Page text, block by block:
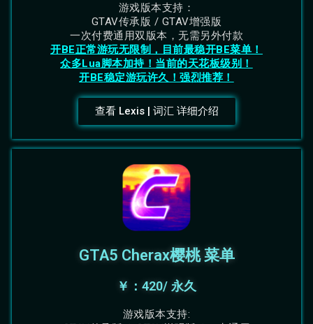
游戏版本支持：
GTAV传承版 / GTAV增强版
一次付费通用双版本，无需另外付款
开BE正常游玩无限制，目前最稳开BE菜单！
众多Lua脚本加持！当前的天花板级别！
开BE稳定游玩许久！强烈推荐！
查看 Lexis | 词汇 详细介绍
GTA5 Cherax樱桃 菜单
￥：420/ 永久
游戏版本支持: